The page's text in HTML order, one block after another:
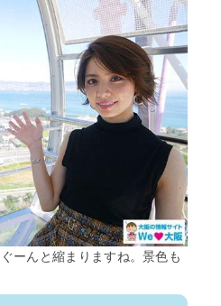
ーんと縮まりますね。景色も